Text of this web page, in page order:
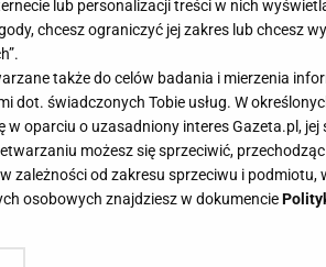
lub personalizacji treści w nich
chcesz ograniczyć jej zakres lub chcesz
także do celów badania i mierzenia
dot. świadczonych Tobie usług. W
oparciu o uzasadniony interes Gazeta.pl, jej
możesz się sprzeciwić,
zależności od zakresu sprzeciwu i podmiotu,
osobowych znajdziesz w dokumencie